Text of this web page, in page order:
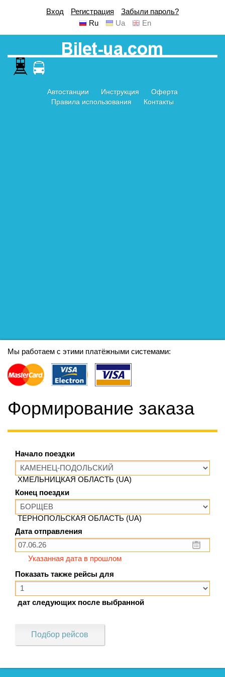
Вход Регистрация
Забыли пароль?
Ru
Ua En
Автостанции Инструкция
Оферта
Правила использования
Контакты
Мы работаем с этими платёжными системами:
Формирование заказа
Начало поездки
ХМЕЛЬНИЦКАЯ ОБЛАСТЬ (UA)
Конец поездки
ТЕРНОПОЛЬСКАЯ ОБЛАСТЬ (UA)
Дата отправления
Указанная дата в прошлом
Показать также рейсы для
дат следующих после выбранной
Подбор рейсов